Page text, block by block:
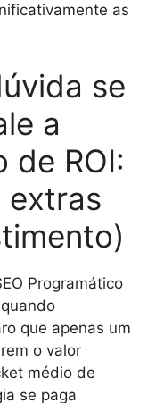
as
se
a
de ROI:
extras
Programático
que apenas um
o valor
médio de
se paga